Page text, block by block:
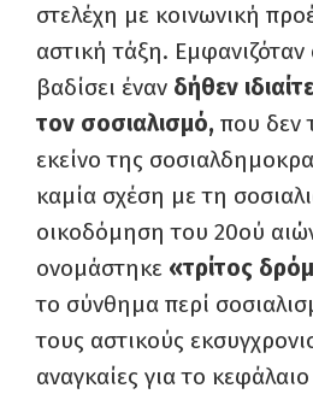
στελέχη με κοινωνική
αστική τάξη. Εμφανιζόταν
βαδίσει έναν δήθεν
τον σοσιαλισμό, που δεν
εκείνο της
καμία σχέση με τη
οικοδόμηση του 20ού
ονομάστηκε «τρίτος
το σύνθημα περί
τους αστικούς
αναγκαίες για το